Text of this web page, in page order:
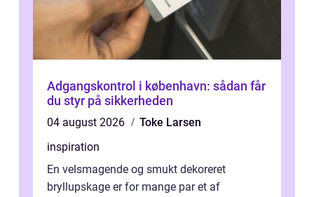
Adgangskontrol i københavn: sådan får
du styr på sikkerheden
04 august 2026
Toke Larsen
inspiration
En velsmagende og smukt dekoreret
bryllupskage er for mange par et af